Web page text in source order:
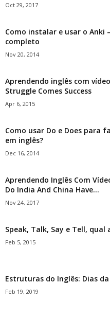
Oct 29, 2017
Como instalar e usar o Anki
completo
Nov 20, 2014
Aprendendo inglês com
Struggle Comes Success
Apr 6, 2015
Como usar Do e Does para
em inglês?
Dec 16, 2014
Aprendendo Inglês Com
Do India And China Have...
Nov 24, 2017
Speak, Talk, Say e Tell, qual
Feb 5, 2015
Estruturas do Inglês: Dias
Feb 19, 2019